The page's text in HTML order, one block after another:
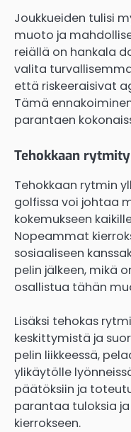
Joukkueiden tulisi
muoto ja
reiällä on hankala
valita
että riskeeraisivat
Tämä
parantaen
Tehokkaan
Tehokkaan rytmin
golfissa voi johtaa
kokemukseen
Nopeammat
sosiaaliseen
pelin jälkeen, mikä
osallistua tähän
Lisäksi tehokas
keskittymistä ja
pelin liikkeessä,
ylikäytölle
päätöksiin ja
parantaa tuloksia
kierrokseen.